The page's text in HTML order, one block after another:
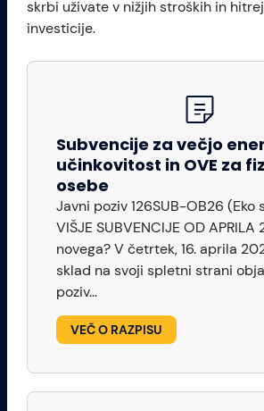
skrbi uživate v nižjih stroških in
investicije.
Subvencije za večjo
učinkovitost in OVE za
osebe
Javni poziv 126SUB-OB26 (Eko
VIŠJE SUBVENCIJE OD
novega? V četrtek, 16. aprila
sklad na svoji spletni strani
poziv…
VEČ O RAZPISU